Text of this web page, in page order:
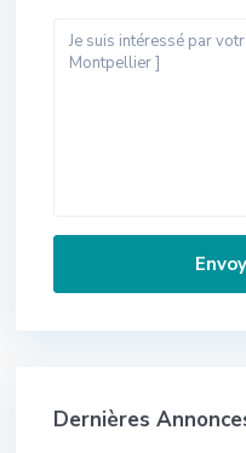
Dernières